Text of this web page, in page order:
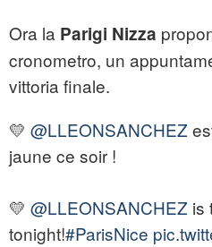
Ora la Parigi Nizza
cronometro, un
vittoria finale.
💛 @LLEONSANCHEZ
jaune ce soir !
💛 @LLEONSANCHEZ is
tonight!#ParisNice